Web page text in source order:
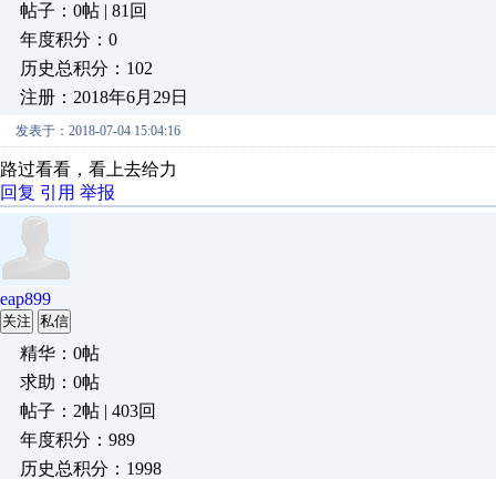
帖子：0帖 | 81回
年度积分：0
历史总积分：102
注册：2018年6月29日
发表于：2018-07-04 15:04:16
路过看看，看上去给力
回复 引用 举报
eap899
关注 私信
精华：0帖
求助：0帖
帖子：2帖 | 403回
年度积分：989
历史总积分：1998